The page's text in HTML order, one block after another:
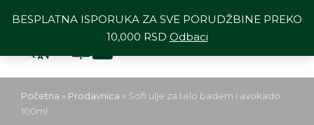
BESPLATNA ISPORUKA ZA SVE PORUDŽBINE PREKO
10,000 RSD Odbaci
Početna » Prodavnica » Sofi ulje za telo badem i avokado
100ml